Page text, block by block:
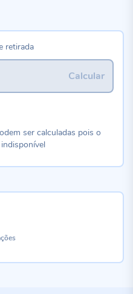
retirada
Calcular
ser calculadas pois o